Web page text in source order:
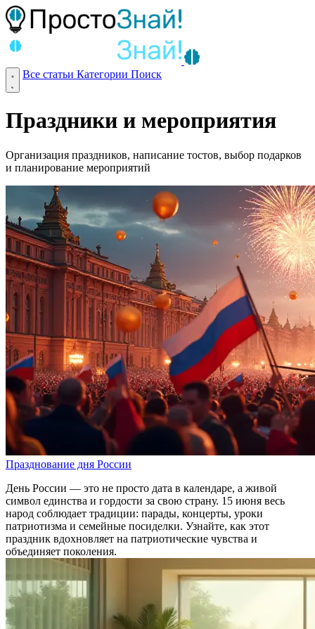
Все статьи Категории Поиск
Праздники и мероприятия
Организация праздников, написание тостов, выбор подарков
и планирование мероприятий
Празднование дня России
День России — это не просто дата в календаре, а живой
символ единства и гордости за свою страну. 15 июня весь
народ соблюдает традиции: парады, концерты, уроки
патриотизма и семейные посиделки. Узнайте, как этот
праздник вдохновляет на патриотические чувства и
объединяет поколения.